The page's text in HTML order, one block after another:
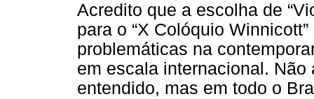
Acredito que a escolha de
para o “X Colóquio
problemáticas na
em escala internacional.
entendido, mas em todo o